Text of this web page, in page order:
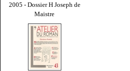
2005 - Dossier H Joseph de
Maistre